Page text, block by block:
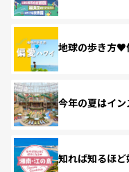
地球の歩き方♥
今年の夏はイン
知れば知るほ